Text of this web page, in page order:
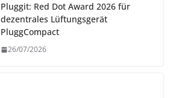
Pluggit: Red Dot Award 2026 für
dezentrales Lüftungsgerät
PluggCompact
26/07/2026